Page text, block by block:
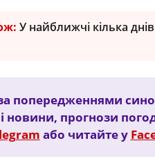
У найближчі кілька
попередженнями
новини, прогнози
або читайте у